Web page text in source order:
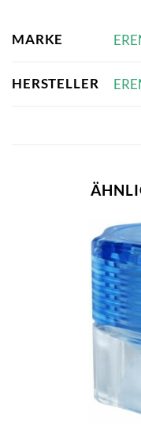
MARKE
HERSTELLER